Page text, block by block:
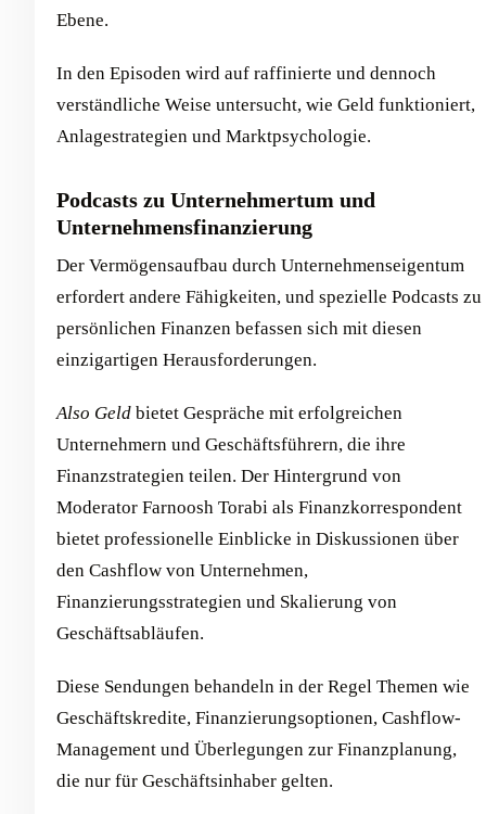
Ebene.
In den Episoden wird auf raffinierte und dennoch
verständliche Weise untersucht, wie Geld funktioniert,
Anlagestrategien und Marktpsychologie.
Podcasts zu Unternehmertum und
Unternehmensfinanzierung
Der Vermögensaufbau durch Unternehmenseigentum
erfordert andere Fähigkeiten, und spezielle Podcasts zu
persönlichen Finanzen befassen sich mit diesen
einzigartigen Herausforderungen.
Also Geld bietet Gespräche mit erfolgreichen
Unternehmern und Geschäftsführern, die ihre
Finanzstrategien teilen. Der Hintergrund von
Moderator Farnoosh Torabi als Finanzkorrespondent
bietet professionelle Einblicke in Diskussionen über
den Cashflow von Unternehmen,
Finanzierungsstrategien und Skalierung von
Geschäftsabläufen.
Diese Sendungen behandeln in der Regel Themen wie
Geschäftskredite, Finanzierungsoptionen, Cashflow-
Management und Überlegungen zur Finanzplanung,
die nur für Geschäftsinhaber gelten.